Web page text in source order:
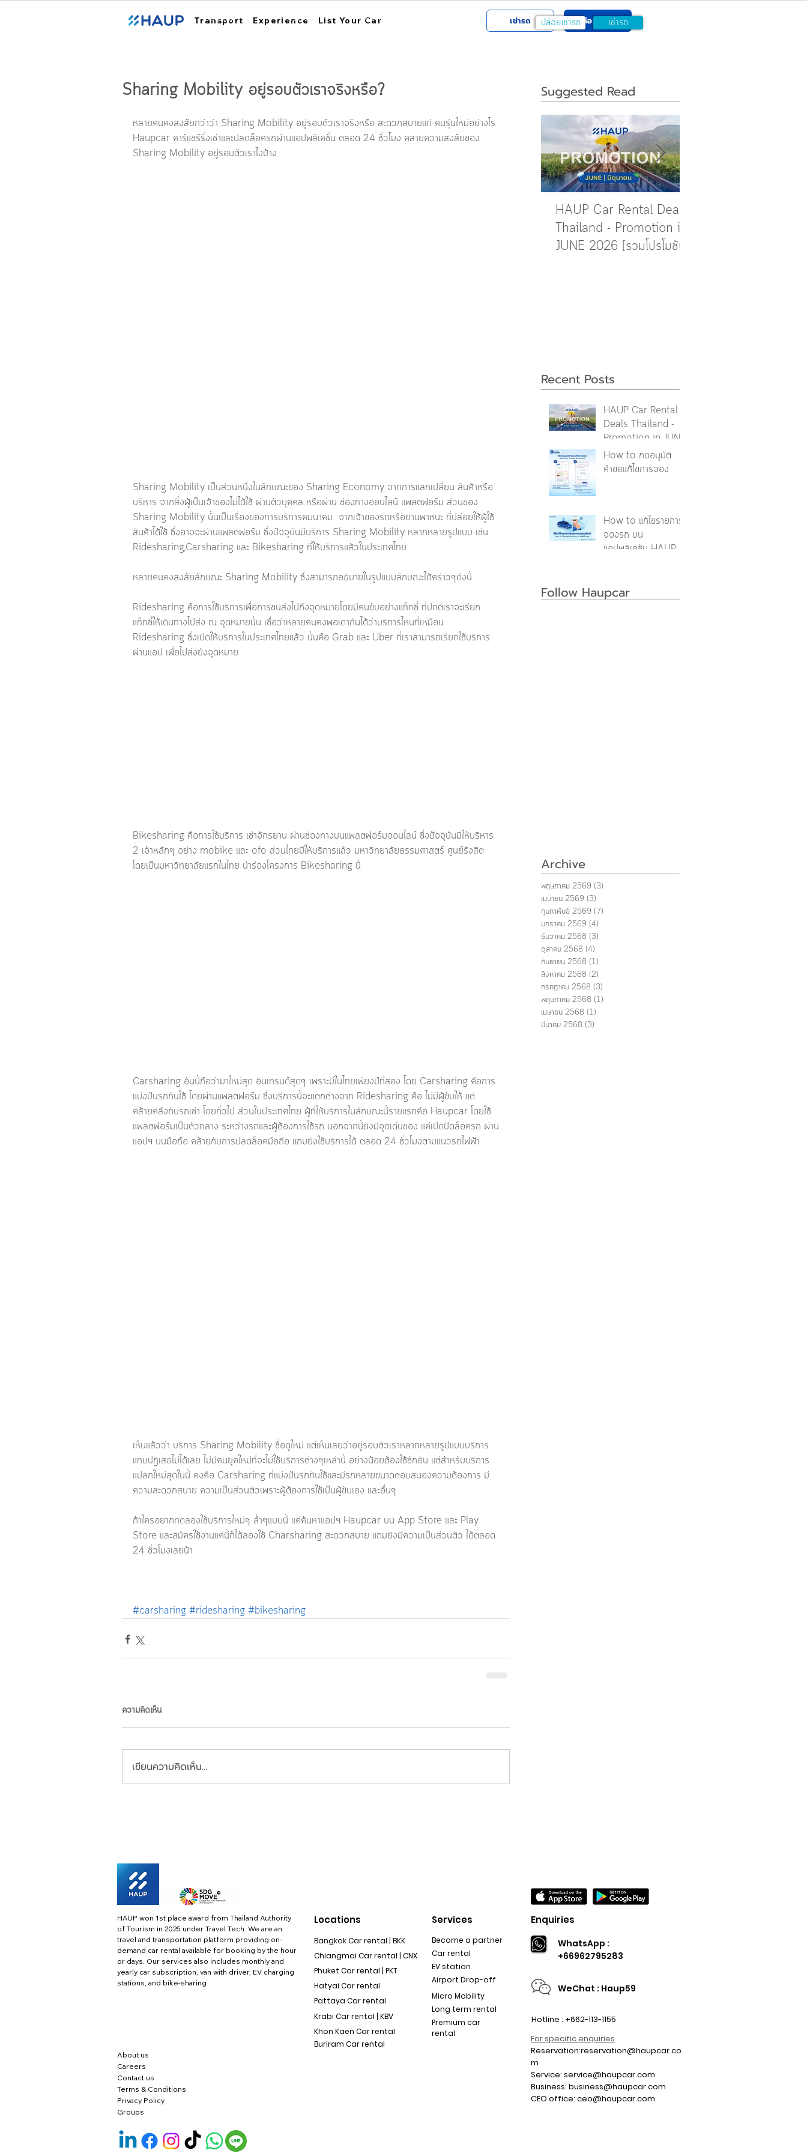
Transport Experience List Your Car เช่ารถ ปล่อยเช่ารถ
ฮ้อปคาร์ การใช้งาน สถานที่รับรถ เกี่ยวกับฮ้อป ปล่อยเช่ารถ เช่ารถ
Suggested Read
HAUP Car Rental Deals
Thailand - Promotion in
JUNE 2026 [รวมโปรโมชัน
Recent Posts
HAUP Car Rental
Deals Thailand -
Promotion in JUNE
2026 [รวมโปรโมชันใน
เดือนมิถุนายน]
How to กดอนุมัติ
คำขอแก้ไขการจอง
How to แก้ไขรายการ
จองรถ บน
แอปพลิเคชัน HAUP
Follow Haupcar
Archive
พฤษภาคม 2569 (3)
เมษายน 2569 (3)
กุมภาพันธ์ 2569 (7)
มกราคม 2569 (4)
ธันวาคม 2568 (3)
ตุลาคม 2568 (4)
กันยายน 2568 (1)
สิงหาคม 2568 (2)
กรกฎาคม 2568 (3)
พฤษภาคม 2568 (1)
เมษายน 2568 (1)
มีนาคม 2568 (3)
Sharing Mobility อยู่รอบตัวเราจริงหรือ?
หลายคนคงสงสัยกว่าว่า Sharing Mobility อยู่รอบตัวเราจริงหรือ สะดวกสบายแก่ คนรุ่นใหม่อย่างไร
Haupcar คาร์แชร์ริ่งเช่าและปลดล็อครถผ่านแอปพลิเคชั่น ตลอด 24 ชั่วโมง คลายความสงสัยของ
Sharing Mobility อยู่รอบตัวเราไงบ้าง
Sharing Mobility เป็นส่วนหนึ่งในลักษณะของ Sharing Economy จากการแลกเปลี่ยน สินค้าหรือ
บริหาร จากสิ่งผู้เป็นเจ้าของไม่ได้ใช้ ผ่านตัวบุคคล หรือผ่าน ช่องทางออนไลน์ แพลตฟอร์ม ส่วนของ
Sharing Mobility นั้นเป็นเรื่องของการบริการคมนาคม  จากเจ้าของรถหรือยานพาหนะ ที่ปล่อยให้ผู้ใช้
สินค้าได้ใช้ ซึ่งอาจจะผ่านแพลตฟอร์ม ซึ่งปัจจุบันมีบริการ Sharing Mobility หลากหลายรูปแบบ เช่น
Ridesharing,Carsharing และ Bikesharing ที่ให้บริการแล้วในประเทศไทย
หลายคนคงสงสัยลักษณะ Sharing Mobility ซึ่งสามารถอธิบายในรูปแบบลักษณะได้คร่าวๆดังนี้
Ridesharing คือการใช้บริการเพื่อการขนส่งไปถึงจุดหมายโดยมีคนขับอย่างแท็กซี่ ที่ปกติเราจะเรียก
แท็กซี่ให้เดินทางไปส่ง ณ จุดหมายนั้น เชืื่อว่าหลายคนคงพอเดากันได้ว่าบริการไหนที่เหมือน
Ridesharing ซึ่งเปิดให้บริการในประเทศไทยแล้ว นั้นคือ Grab และ Uber ที่เราสามารถเรียกใช้บริการ
ผ่านแอป เพื่อไปส่งยังจุดหมาย
Bikesharing คือการใช้บริการ เช่าจักรยาน ผ่านช่องทางบนแพลตฟอร์มออนไลน์ ซึ่งปัจจุบันมีให้บริหาร
2 เจ้าหลักๆ อย่าง mobike และ ofo ส่วนไทยมีให้บริการแล้ว มหาวิทยาลัยธรรมศาสตร์ ศูนย์รังสิต
โดยเป็นมหาวิทยาลัยแรกในไทย นำร่องโครงการ Bikesharing นี้
Carsharing อันนี้ถือว่ามาใหม่สุด อินเทรนด์สุดๆ เพราะมีในไทยเพียงปีที่สอง โดย Carsharing คือการ
แบ่งปันรถกันใช้ โดยผ่านแพลตฟอร์ม ซึ่งบริการนี้จะแตกต่างจาก Ridesharing คือ ไม่มีผู้ขับให้ แต่
คล้ายคลึงกับรถเช่า โดยทั่วไป ส่วนในประเทศไทย ผู้ที่ให้บริการในลักษณะนี้รายแรกคือ Haupcar โดยใช้
แพลตฟอร์มเป็นตัวกลาง ระหว่างรถและผู้ต้องการใช้รถ นอกจากนี้ยังมีจุดเด่นของ แค่เปิดปิดล็อครถ ผ่าน
แอปฯ บนมือถือ คล้ายกับการปลดล็อคมือถือ แถมยังใช้บริการได้ ตลอด 24 ชั่วโมงตามแนวรถไฟฟ้า
เห็นแล้วว่า บริการ Sharing Mobility ชื่อดูใหม่ แต่เห็นเลยว่าอยู่รอบตัวเราหลากหลายรูปแบบบริการ
แทบปฎิเสธไม่ได้เลย ไม่มีคนยุคใหม่ที่จะไม่ใช้บริการต่างๆเหล่านี้ อย่างน้อยต้องใช้ซักอัน แต่สำหรับบริการ
แปลกใหม่สุดในนี้ คงคือ Carsharing ที่แบ่งปันรถกันใช้และมีรถหลายขนาดตอบสนองความต้องการ มี
ความสะดวกสบาย ความเป็นส่วนตัวเพราะผู้ต้องการใช้เป็นผู้ขับเอง และอื่นๆ
ถ้าใครอยากทดลองใช้บริการใหม่ๆ ล้ำๆแบบนี้ แค่ค้นหาแอปฯ Haupcar บน App Store และ Play
Store และสมัครใช้งานแค่นี้ก็ได้ลองใช้ Charsharing สะดวกสบาย แถมยังมีความเป็นส่วนตัว ได้ตลอด
24 ชั่วโมงเลยน้า
#carsharing #ridesharing #bikesharing
ความคิดเห็น
เขียนความคิดเห็น…
HAUP won 1st place award from Thailand Authority
of Tourism in 2025 under Travel Tech. We are an
travel and transportation platform providing on-
demand car rental available for booking by the hour
or days. Our services also includes monthly and
yearly car subscription, van with driver, EV charging
stations, and bike-sharing
About us
Careers
Contact us
Terms & Conditions
Privacy Policy
Locations
Bangkok Car rental | BKK
Chiangmai Car rental | CNX
Phuket Car rental | PKT
Hatyai Car rental
Pattaya Car rental
Krabi Car rental | KBV
Khon Kaen Car rental
Buriram Car rental
Services
Become a partner
Car rental
EV station
Airport Drop-off
Micro Mobility
Long term rental
Premium car
rental
Enquiries
WhatsApp :
+66962795283
WeChat : Haup59
Hotline : +662-113-1155
For specific enquiries
Reservation:reservation@haupcar.co
m
Service: service@haupcar.com
Business: business@haupcar.com
CEO office: ceo@haupcar.com
Groups